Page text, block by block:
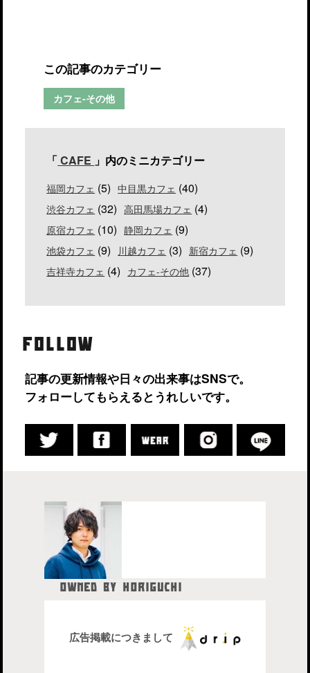
この記事のカテゴリー
カフェ-その他
「 CAFE 」内のミニカテゴリー
福岡カフェ (5) 中目黒カフェ (40)
渋谷カフェ (32) 高田馬場カフェ (4)
原宿カフェ (10) 静岡カフェ (9)
池袋カフェ (9) 川越カフェ (3) 新宿カフェ (9)
吉祥寺カフェ (4) カフェ-その他 (37)
FOLLOW
記事の更新情報や日々の出来事はSNSで。
フォローしてもらえるとうれしいです。
OWNED BY HORIGUCHI
株式会社drip代表取締役社長
広告掲載につきまして